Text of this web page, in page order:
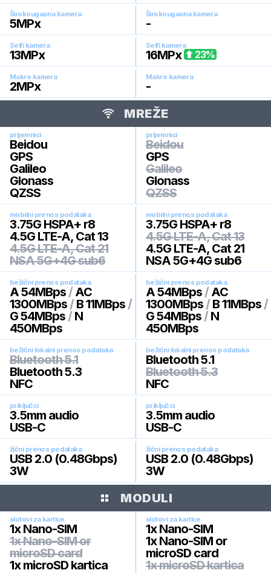
Širokougaona kamera
5MPx
Širokougaona kamera
-
Selfi kamera
13MPx
Selfi kamera
16MPx 23%
Makro kamera
2MPx
Makro kamera
-
MREŽE
prijemnici
Beidou
GPS
Galileo
Glonass
QZSS
prijemnici
Beidou
GPS
Galileo
Glonass
QZSS
mobilni prenos podataka
3.75G HSPA+ r8
4.5G LTE-A, Cat 13
4.5G LTE-A, Cat 21
NSA 5G+4G sub6
mobilni prenos podataka
3.75G HSPA+ r8
4.5G LTE-A, Cat 13
4.5G LTE-A, Cat 21
NSA 5G+4G sub6
bežični prenos podataka
A 54MBps / AC
1300MBps / B 11MBps /
G 54MBps / N
450MBps
bežični prenos podataka
A 54MBps / AC
1300MBps / B 11MBps /
G 54MBps / N
450MBps
bežični lokalni prenos podataka
Bluetooth 5.1
Bluetooth 5.3
NFC
bežični lokalni prenos podataka
Bluetooth 5.1
Bluetooth 5.3
NFC
priključci
3.5mm audio
USB-C
priključci
3.5mm audio
USB-C
žični prenos podataka
USB 2.0 (0.48Gbps)
3W
žični prenos podataka
USB 2.0 (0.48Gbps)
3W
MODULI
slotovi za kartice
1x Nano-SIM
1x Nano-SIM or
microSD card
1x microSD kartica
slotovi za kartice
1x Nano-SIM
1x Nano-SIM or
microSD card
1x microSD kartica